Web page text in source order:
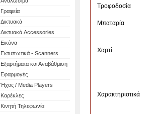
Γραφεία
Δικτυακά
Δικτυακά Accessories
Εικόνα
Εκτυπωτικά - Scanners
Εξαρτήματα και Αναβάθμιση
Εφαρμογές
Ήχος / Media Players
Καρέκλες
Κινητή Τηλεφωνία
Τροφοδοσία
Μπαταρία
Χαρτί
Χαρακτηριστικά